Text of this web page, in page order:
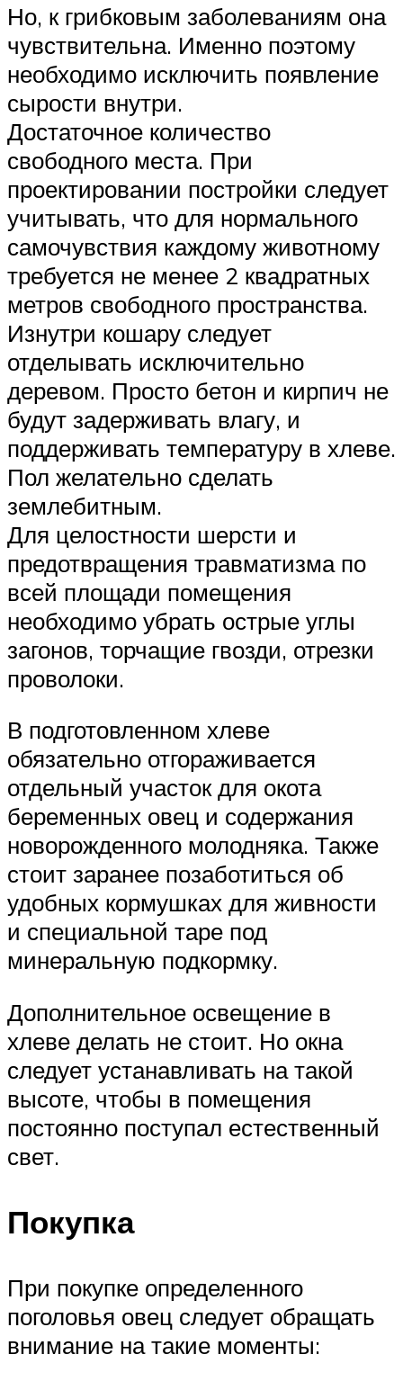
Но, к грибковым заболеваниям она
чувствительна. Именно поэтому
необходимо исключить появление
сырости внутри.
Достаточное количество
свободного места. При
проектировании постройки следует
учитывать, что для нормального
самочувствия каждому животному
требуется не менее 2 квадратных
метров свободного пространства.
Изнутри кошару следует
отделывать исключительно
деревом. Просто бетон и кирпич не
будут задерживать влагу, и
поддерживать температуру в хлеве.
Пол желательно сделать
землебитным.
Для целостности шерсти и
предотвращения травматизма по
всей площади помещения
необходимо убрать острые углы
загонов, торчащие гвозди, отрезки
проволоки.
В подготовленном хлеве
обязательно отгораживается
отдельный участок для окота
беременных овец и содержания
новорожденного молодняка. Также
стоит заранее позаботиться об
удобных кормушках для живности
и специальной таре под
минеральную подкормку.
Дополнительное освещение в
хлеве делать не стоит. Но окна
следует устанавливать на такой
высоте, чтобы в помещения
постоянно поступал естественный
свет.
Покупка
При покупке определенного
поголовья овец следует обращать
внимание на такие моменты: